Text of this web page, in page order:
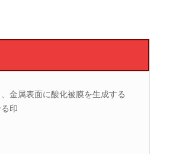
金属表面に酸化被膜を生成する
印